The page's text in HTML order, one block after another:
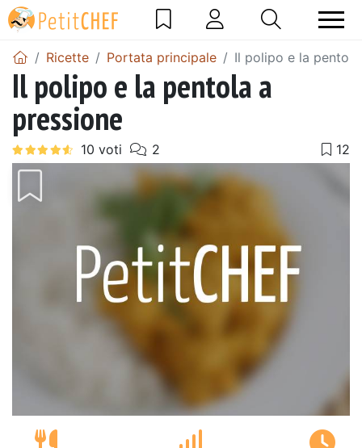
Ricette Portata principale Il polipo e la
Il polipo e la pentola a
pressione